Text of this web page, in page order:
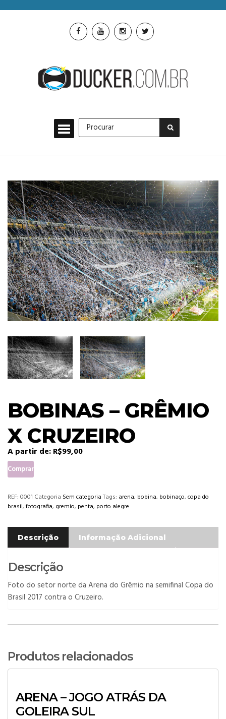
BOBINAS – GRÊMIO
X CRUZEIRO
A partir de:R$99,00
Comprar
REF: 0001 Categoria Sem categoria Tags: arena, bobina, bobinaço, copa do
brasil, fotografia, gremio, penta, porto alegre
Descrição Informação Adicional
Descrição
Foto do setor norte da Arena do Grêmio na semifinal Copa do
Brasil 2017 contra o Cruzeiro.
Produtos relacionados
ARENA – JOGO ATRÁS DA
GOLEIRA SUL